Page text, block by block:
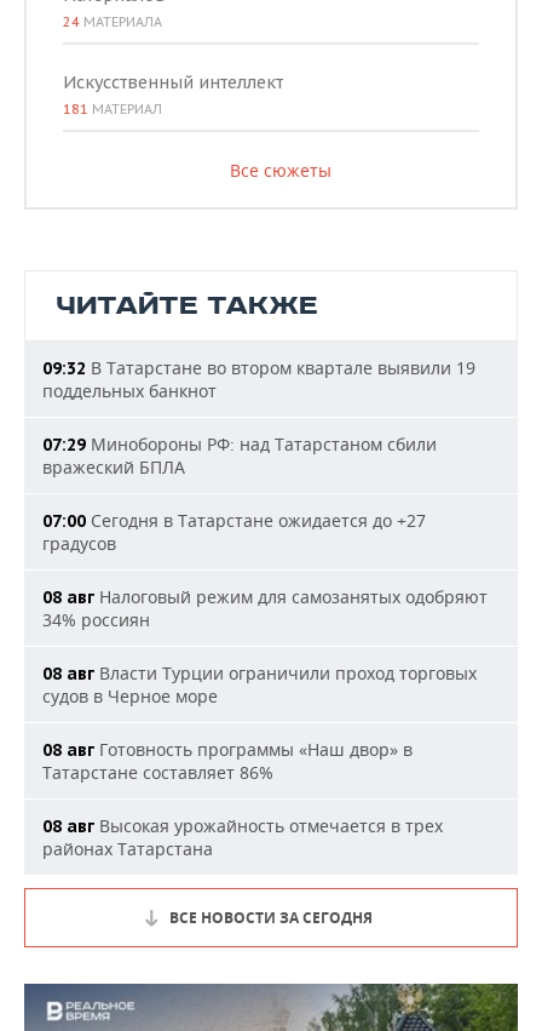
24 МАТЕРИАЛА
Искусственный интеллект
181 МАТЕРИАЛ
Все сюжеты
ЧИТАЙТЕ ТАКЖЕ
09:32 В Татарстане во втором квартале выявили 19
поддельных банкнот
07:29 Минобороны РФ: над Татарстаном сбили
вражеский БПЛА
07:00 Сегодня в Татарстане ожидается до +27
градусов
08 авг Налоговый режим для самозанятых одобряют
34% россиян
08 авг Власти Турции ограничили проход торговых
судов в Черное море
08 авг Готовность программы «Наш двор» в
Татарстане составляет 86%
08 авг Высокая урожайность отмечается в трех
районах Татарстана
ВСЕ НОВОСТИ ЗА СЕГОДНЯ